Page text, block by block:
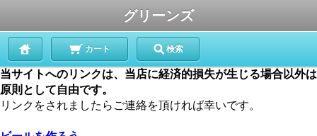
グリーンズ
カート 検索
当サイトへのリンクは、当店に経済的損失が生じる場合以外は
原則として自由です。
リンクをされましたらご連絡を頂ければ幸いです。